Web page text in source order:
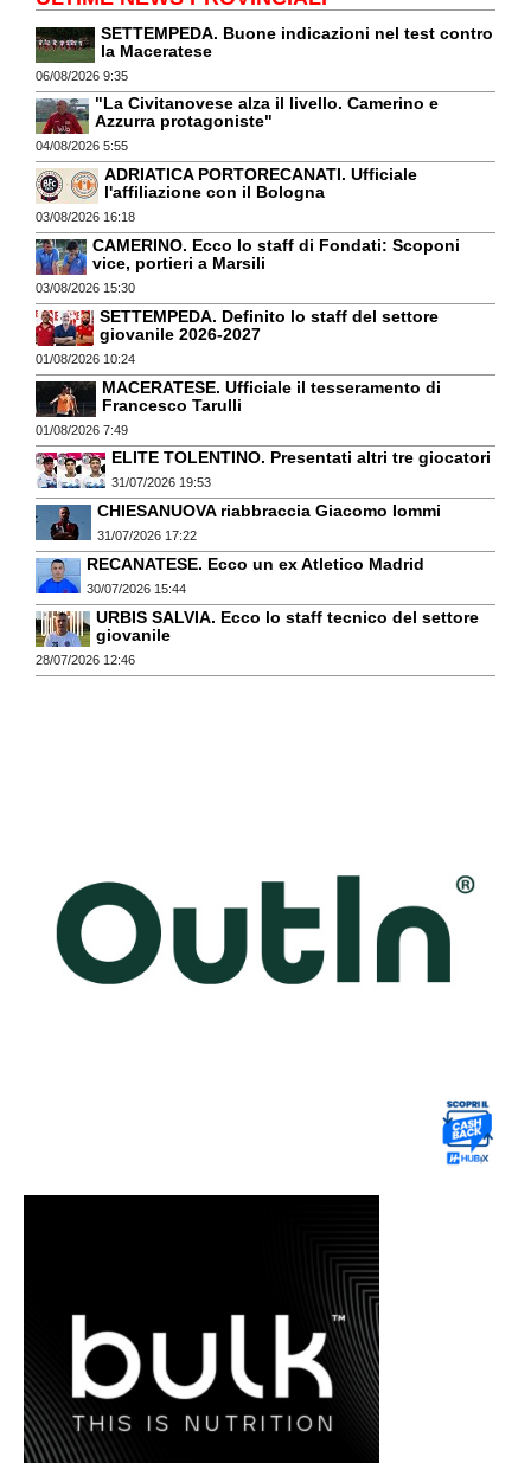
SETTEMPEDA. Buone indicazioni nel test contro
la Maceratese
06/08/2026 9:35
"La Civitanovese alza il livello. Camerino e
Azzurra protagoniste"
04/08/2026 5:55
ADRIATICA PORTORECANATI. Ufficiale
l'affiliazione con il Bologna
03/08/2026 16:18
CAMERINO. Ecco lo staff di Fondati: Scoponi
vice, portieri a Marsili
03/08/2026 15:30
SETTEMPEDA. Definito lo staff del settore
giovanile 2026-2027
01/08/2026 10:24
MACERATESE. Ufficiale il tesseramento di
Francesco Tarulli
01/08/2026 7:49
ELITE TOLENTINO. Presentati altri tre giocatori
31/07/2026 19:53
CHIESANUOVA riabbraccia Giacomo Iommi
31/07/2026 17:22
RECANATESE. Ecco un ex Atletico Madrid
30/07/2026 15:44
URBIS SALVIA. Ecco lo staff tecnico del settore
giovanile
28/07/2026 12:46